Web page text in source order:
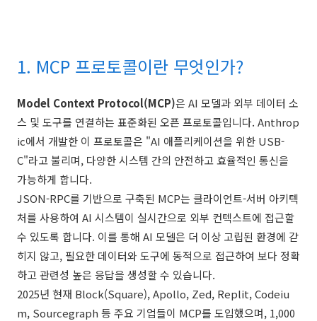
1. MCP 프로토콜이란 무엇인가?
Model Context Protocol(MCP)은 AI 모델과 외부 데이터 소
스 및 도구를 연결하는 표준화된 오픈 프로토콜입니다. Anthrop
ic에서 개발한 이 프로토콜은 "AI 애플리케이션을 위한 USB-
C"라고 불리며, 다양한 시스템 간의 안전하고 효율적인 통신을
가능하게 합니다.
JSON-RPC를 기반으로 구축된 MCP는 클라이언트-서버 아키텍
처를 사용하여 AI 시스템이 실시간으로 외부 컨텍스트에 접근할
수 있도록 합니다. 이를 통해 AI 모델은 더 이상 고립된 환경에 갇
히지 않고, 필요한 데이터와 도구에 동적으로 접근하여 보다 정확
하고 관련성 높은 응답을 생성할 수 있습니다.
2025년 현재 Block(Square), Apollo, Zed, Replit, Codeiu
m, Sourcegraph 등 주요 기업들이 MCP를 도입했으며, 1,000